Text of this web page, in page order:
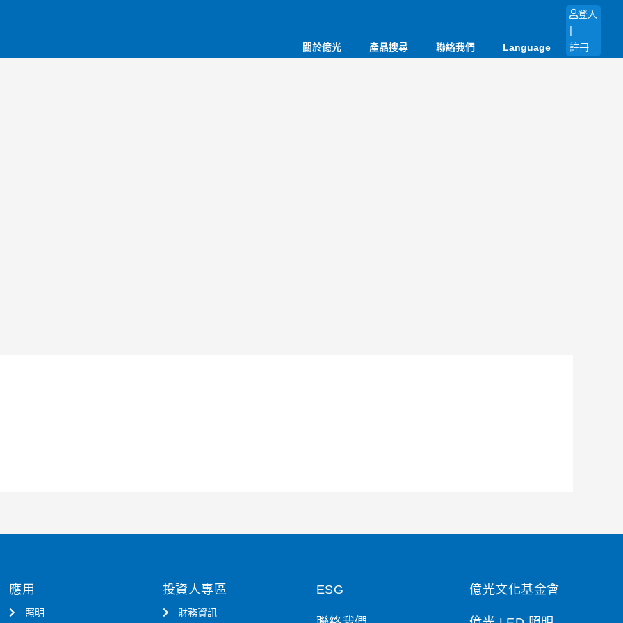
關於億光 產品搜尋 聯絡我們 Language
登入
|
註冊
應用
照明
投資人專區
財務資訊
ESG 億光文化基金會